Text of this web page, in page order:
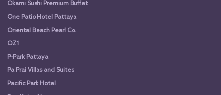
Okami Sushi Premium Buffet
One Patio Hotel Pattaya
Oriental Beach Pearl Co.
OZ1
P-Park Pattaya
Pa Prai Villas and Suites
Pacific Park Hotel